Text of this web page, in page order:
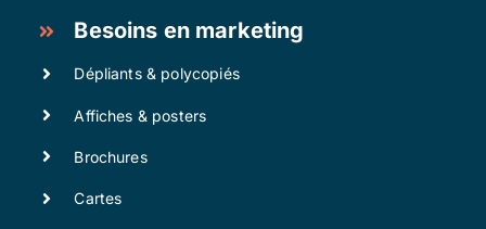
Besoins en marketing
Dépliants & polycopiés
Affiches & posters
Brochures
Cartes